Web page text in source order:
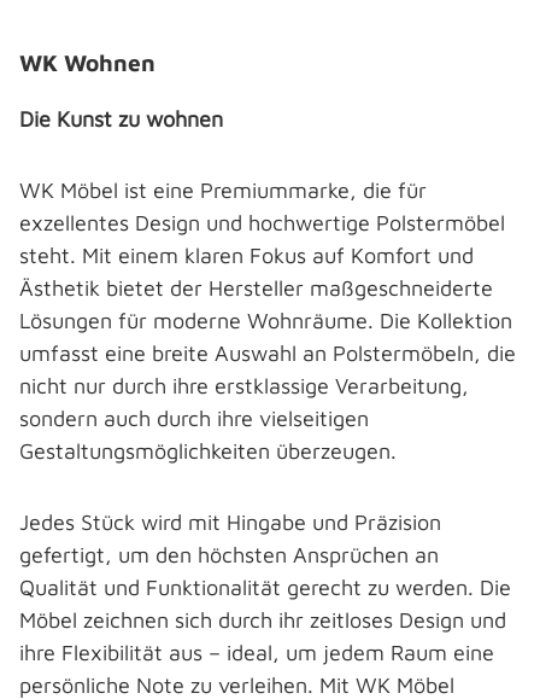
WK Wohnen
Die Kunst zu wohnen
WK Möbel ist eine Premiummarke, die für
exzellentes Design und hochwertige Polstermöbel
steht. Mit einem klaren Fokus auf Komfort und
Ästhetik bietet der Hersteller maßgeschneiderte
Lösungen für moderne Wohnräume. Die Kollektion
umfasst eine breite Auswahl an Polstermöbeln, die
nicht nur durch ihre erstklassige Verarbeitung,
sondern auch durch ihre vielseitigen
Gestaltungsmöglichkeiten überzeugen.
Jedes Stück wird mit Hingabe und Präzision
gefertigt, um den höchsten Ansprüchen an
Qualität und Funktionalität gerecht zu werden. Die
Möbel zeichnen sich durch ihr zeitloses Design und
ihre Flexibilität aus – ideal, um jedem Raum eine
persönliche Note zu verleihen. Mit WK Möbel